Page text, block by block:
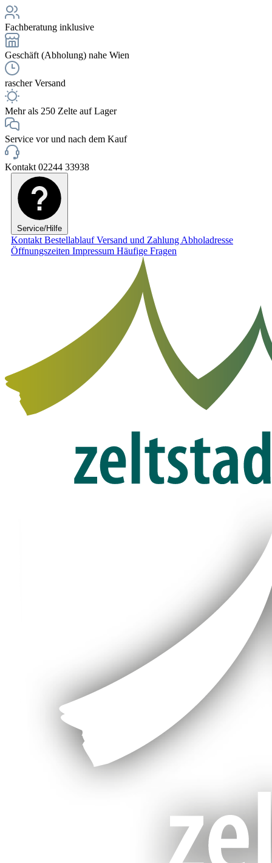
Fachberatung inklusive
Geschäft (Abholung) nahe Wien
rascher Versand
Mehr als 250 Zelte auf Lager
Service vor und nach dem Kauf
Kontakt 02244 33938
Service/Hilfe
Kontakt BestellablaufVersand und Zahlung Abholadresse
Öffnungszeiten Impressum Häufige Fragen